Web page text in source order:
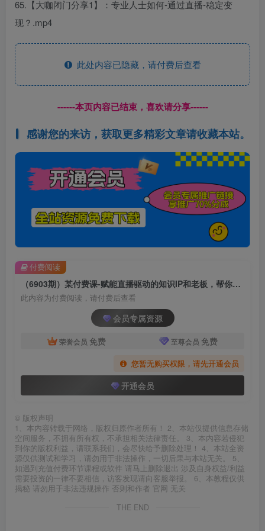
65.【大咖闭门分享1】：专业人士如何-通过直播-稳定变
现？.mp4
此处内容已隐藏，请付费后查看
------本页内容已结束，喜欢请分享------
感谢您的来访，获取更多精彩文章请收藏本站。
（6903期）某付费课-赋能直播驱动的知识IP和老板，帮你做出高流量、高变现的直播间
此内容为付费阅读，请付费后查看
会员专属资源
荣誉会员 免费 至尊会员 免费
您暂无购买权限，请先开通会员
开通会员
付费阅读
© 版权声明
1、本内容转载于网络，版权归原作者所有！ 2、本站仅提供信息存储
空间服务，不拥有所有权，不承担相关法律责任。 3、本内容若侵犯
到你的版权利益，请联系我们，会尽快给予删除处理！ 4、本站全资
源仅供测试和学习，请勿用于非法操作，一切后果与本站无关。 5、
如遇到充值付费环节课程或软件 请马上删除退出 涉及自身权益/利益
需要投资的一律不要相信，访客发现请向客服举报。 6、本教程仅供
揭秘 请勿用于非法违规操作 否则和作者 官网 无关
THE END